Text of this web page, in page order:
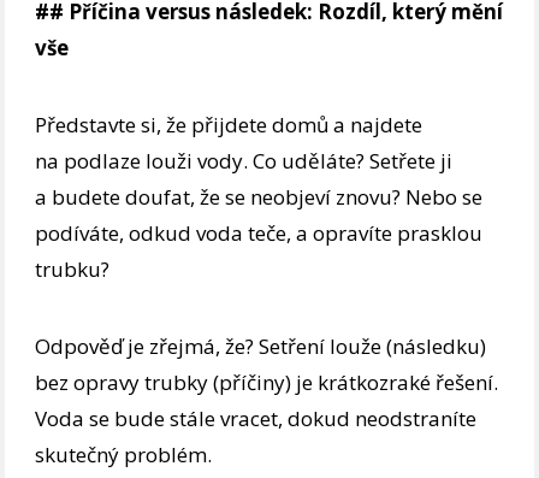
## Příčina versus následek: Rozdíl, který mění
vše
Představte si, že přijdete domů a najdete
na podlaze louži vody. Co uděláte? Setřete ji
a budete doufat, že se neobjeví znovu? Nebo se
podíváte, odkud voda teče, a opravíte prasklou
trubku?
Odpověď je zřejmá, že? Setření louže (následku)
bez opravy trubky (příčiny) je krátkozraké řešení.
Voda se bude stále vracet, dokud neodstraníte
skutečný problém.